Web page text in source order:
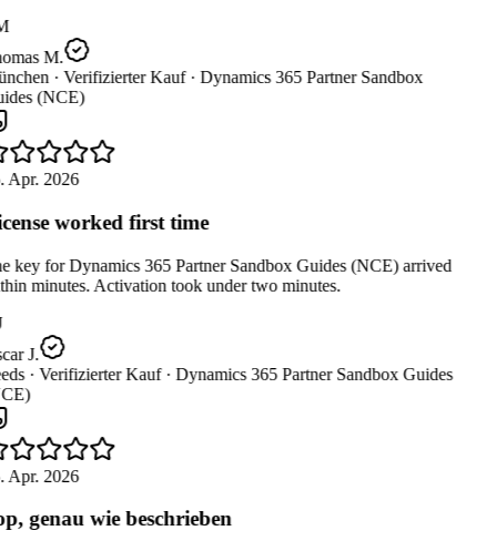
M.
· Verifizierter Kauf · Dynamics 365 Partner Sandbox
(NCE)
Apr. 2026
worked first time
key for Dynamics 365 Partner Sandbox Guides (NCE) arrived
minutes. Activation took under two minutes.
J.
· Verifizierter Kauf · Dynamics 365 Partner Sandbox Guides
Apr. 2026
genau wie beschrieben